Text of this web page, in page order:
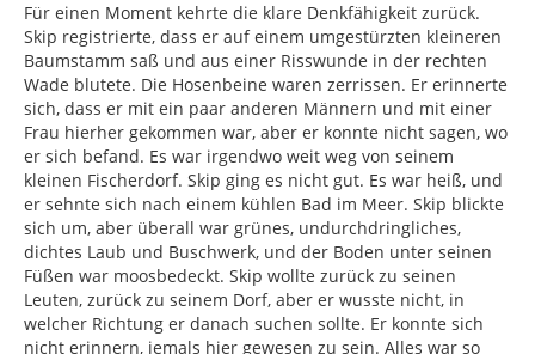
Für einen Moment kehrte die klare Denkfähigkeit zurück.
Skip registrierte, dass er auf einem umgestürzten kleineren
Baumstamm saß und aus einer Risswunde in der rechten
Wade blutete. Die Hosenbeine waren zerrissen. Er erinnerte
sich, dass er mit ein paar anderen Männern und mit einer
Frau hierher gekommen war, aber er konnte nicht sagen, wo
er sich befand. Es war irgendwo weit weg von seinem
kleinen Fischerdorf. Skip ging es nicht gut. Es war heiß, und
er sehnte sich nach einem kühlen Bad im Meer. Skip blickte
sich um, aber überall war grünes, undurchdringliches,
dichtes Laub und Buschwerk, und der Boden unter seinen
Füßen war moosbedeckt. Skip wollte zurück zu seinen
Leuten, zurück zu seinem Dorf, aber er wusste nicht, in
welcher Richtung er danach suchen sollte. Er konnte sich
nicht erinnern, jemals hier gewesen zu sein. Alles war so